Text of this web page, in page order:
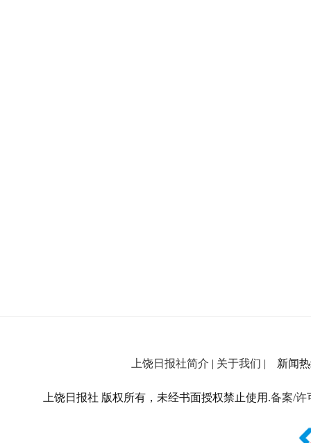
上饶日报社简介 | 关于我们 | 新闻热
上饶日报社 版权所有，未经书面授权禁止使用.备案/许